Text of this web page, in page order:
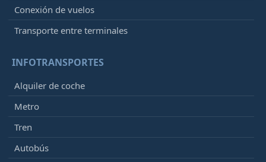
Conexión de vuelos
Transporte entre terminales
INFOTRANSPORTES
Alquiler de coche
Metro
Tren
Autobús